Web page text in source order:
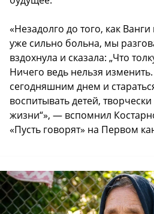
«Незадолго до того, как
уже сильно больна, мы
вздохнула и сказала: „Что
Ничего ведь нельзя
сегодняшним днем и
воспитывать детей,
жизни“», — вспомнил
«Пусть говорят» на Первом